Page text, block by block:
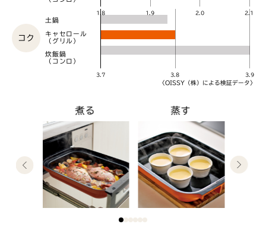
1.8 1.9 2.0 2.1
コク
土鍋
キャセロール
（グリル）
炊飯鍋
（コンロ）
3.7 3.8 3.9
〈OISSY（株）による検証データ〉
煮る 蒸す